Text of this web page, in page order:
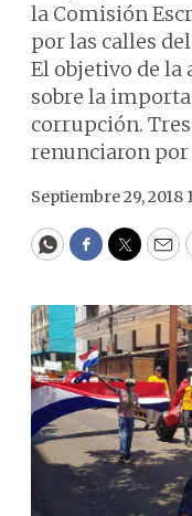
la Comisión
por las calles
El objetivo de la
sobre la
corrupción.
renunciaron
Septiembre 29, 2018
WhatsApp
Facebook